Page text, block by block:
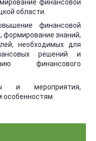
финансовой
области.
финансовой
формирование знаний,
необходимых для
решений и
финансового
и мероприятия,
особенностям